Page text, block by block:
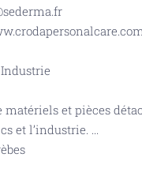
Industrie
et pièces
et l’industrie. ...